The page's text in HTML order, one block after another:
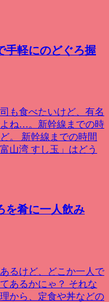
手軽にのどぐろ握
も食べたいけど、有名
ね…。新幹線までの時
。 新幹線までの時間
山湾 すし玉」はどう
を肴に一人飲み
るけど、どこか一人で
あるかにゃ？ それな
から、定食や丼などの